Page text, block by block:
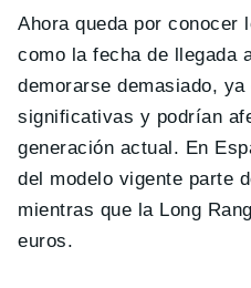
Ahora queda por conocer
como la fecha de llegada
demorarse demasiado,
significativas y podrían
generación actual. En
del modelo vigente parte
mientras que la Long
euros.